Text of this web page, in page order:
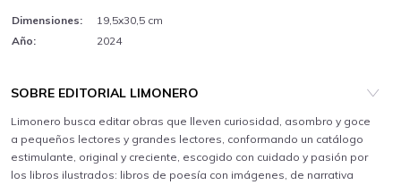
Dimensiones:
19,5x30,5 cm
Año:
2024
SOBRE EDITORIAL LIMONERO
Limonero busca editar obras que lleven curiosidad, asombro y goce
a pequeños lectores y grandes lectores, conformando un catálogo
estimulante, original y creciente, escogido con cuidado y pasión por
los libros ilustrados: libros de poesía con imágenes, de narrativa